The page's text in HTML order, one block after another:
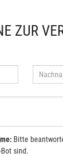
ZUR
Bitte
sind.